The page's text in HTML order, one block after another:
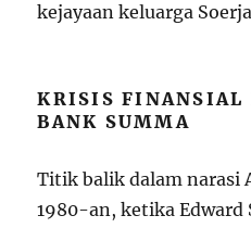
kejayaan keluarga
KRISIS FINANSIAL
BANK SUMMA
Titik balik dalam narasi
1980-an, ketika Edward